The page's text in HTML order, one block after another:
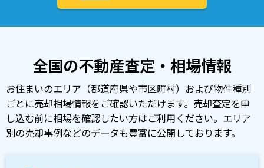
全国の不動産査定・相場情報
お住まいのエリア（都道府県や市区町村）および物件種別
ごとに売却相場情報をご確認いただけます。売却査定を申
し込む前に相場を確認したい方はご利用ください。エリア
別の売却事例などのデータも豊富に公開しております。